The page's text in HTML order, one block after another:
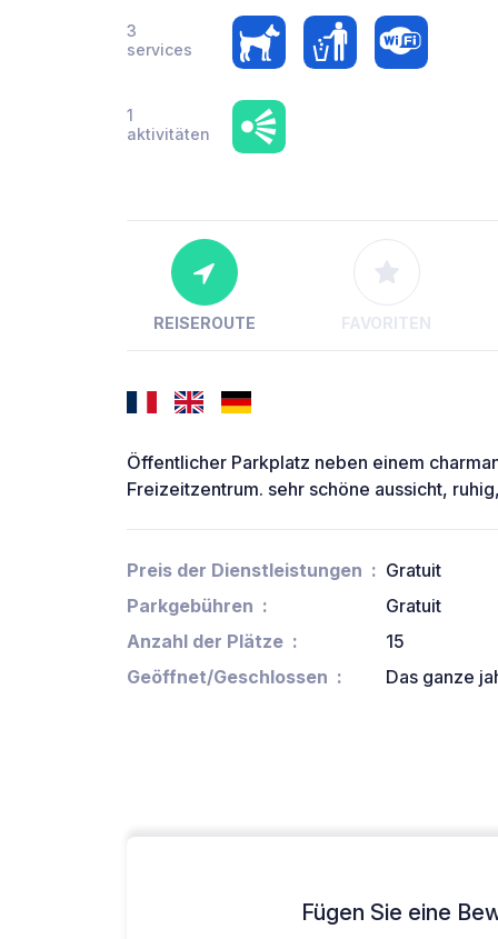
3
services
1
aktivitäten
REISEROUTE FAVORITEN
Öffentlicher Parkplatz neben einem
Freizeitzentrum. sehr schöne aussicht,
Preis der Dienstleistungen
Gratuit
Parkgebühren
Gratuit
Anzahl der Plätze
15
Geöffnet/Geschlossen
Das ganze
Fügen Sie eine